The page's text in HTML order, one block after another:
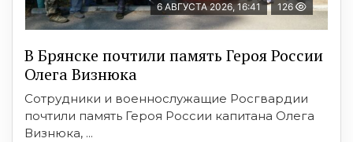
6 АВГУСТА 2026, 16:41 126
В Брянске почтили память Героя России
Олега Визнюка
Сотрудники и военнослужащие Росгвардии
почтили память Героя России капитана Олега
Визнюка, ...